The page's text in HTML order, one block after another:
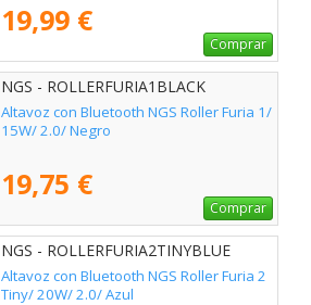
19,99 €
Comprar
NGS - ROLLERFURIA1BLACK
Altavoz con Bluetooth NGS Roller Furia 1/
15W/ 2.0/ Negro
19,75 €
Comprar
NGS - ROLLERFURIA2TINYBLUE
Altavoz con Bluetooth NGS Roller Furia 2
Tiny/ 20W/ 2.0/ Azul